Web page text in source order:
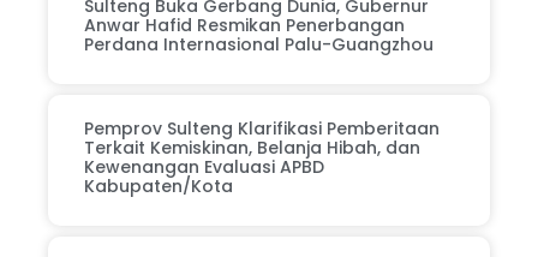
Sulteng Buka Gerbang Dunia, Gubernur
Anwar Hafid Resmikan Penerbangan
Perdana Internasional Palu-Guangzhou
Pemprov Sulteng Klarifikasi Pemberitaan
Terkait Kemiskinan, Belanja Hibah, dan
Kewenangan Evaluasi APBD
Kabupaten/Kota